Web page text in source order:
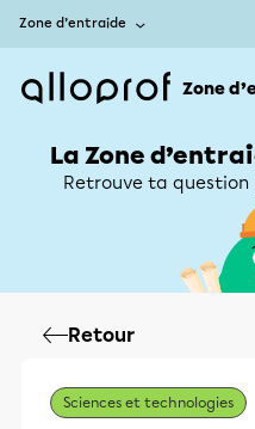
Zone d’entraide
Zone
La Zone
Retrouve ta question
Retour
Sciences et technologies